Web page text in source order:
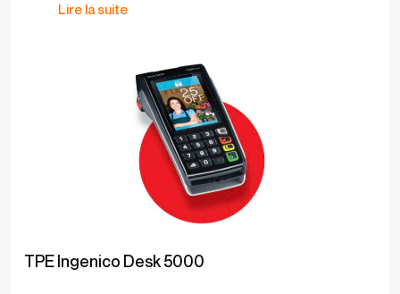
Lire la suite
TPE Ingenico Desk 5000